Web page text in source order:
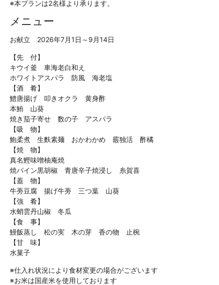
※本プランは2名様より承ります。
メニュー
お献立 2026年7月1日～9月14日
【先 付】
キウイ釜 車海老白和え
ホワイトアスパラ 防風 海老塩
【酒 肴】
鱧唐揚げ 叩きオクラ 黄身酢
本鮪 山葵
焼き茄子寄せ 数の子 アスパラ
【吸 物】
鮑柔煮 生麩素麺 おかわかめ 霰独活 酢橘
【焼 物】
真名鰹味噌柚庵焼
焼パイン黒胡椒 青唐辛子焼浸し 糸賀喜
【蓋 物】
牛蒡豆腐 揚げ牛蒡 三つ葉 山葵
【強 肴】
水蛸雲丹山椒 冬瓜
【食 事】
鰻飯蒸し 松の実 木の芽 香の物 止椀
【甘 味】
水菓子
※仕入れ状況により食材変更の場合がございます
※お米は国産米を使用しております